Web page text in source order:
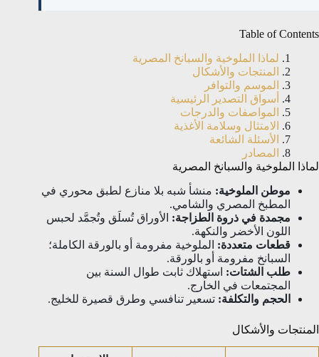
Table of Contents
لماذا الملوخية والسبانخ المصرية
المنتجات والأشكال
الموسم والتوافر
أسواق التصدير الرئيسية
المواصفات والدرجات
الامتثال وسلامة الأغذية
الأسئلة الشائعة
المصادر
لماذا الملوخية والسبانخ المصرية
موطن الملوخية: منشأ شبه بلا منازع لطبق محوري في
المطبخ المصري والشامي.
مجمدة في ذروة الطزاجة: الأوراق تُسلَق وتُجمَّد لحبس
اللون الأخضر والنكهة.
قطعات متعددة: الملوخية مفرومة أو بالورقة الكاملة؛
السبانخ مفرومة أو بالورقة.
طلب الشتات: استهلاك ثابت طوال السنة بين
المجتمعات في الخارج.
الحجم والتكلفة: تسعير تنافسي وطرق قصيرة للخليج.
المنتجات والأشكال